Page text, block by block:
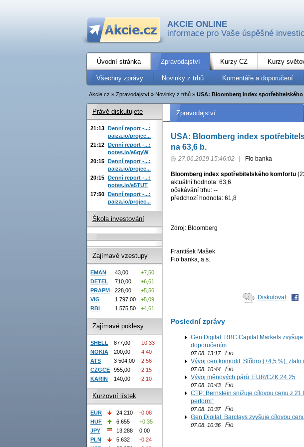
AKCIE ONLINE
informace pro Vaše úspěšné
Úvodní stránka Zpravodajství Kurzy CZ Kurzy
Všechny zprávy Novinky z trhů Komentáře a doporučení
Akcie.cz » Zpravodajství » Novinky z trhů » USA: Bloomberg index
Zpravodajství
USA: Bloomberg index
na 63,6 b.
27.06.2019 15:46:02 Fio banka
Bloomberg index spotřebitelského komfortu
aktuální hodnota: 63,6
očekávání trhu: --
předchozí hodnota: 61,8
Zdroj: Bloomberg
František Mašek
Fio banka, a.s.
Diskutovat
Poslední zprávy
Gen Digital: RBC Capital Markets
doporučením
07.08. 13:17Fio
Vývoj cen komodit: Stříbro (+4,5 %),
07.08. 10:44 Fio
Vývoj měnových párů: EUR/CZK 24,25
07.08. 10:43 Fio
CTP: Bernstein snižuje cílovou cenu z
perform“
07.08. 10:37Fio
Gen Digital: Barclays zvyšuje cílovou
07.08. 10:36 Fio
Právě diskutujete
21:13 Denní report -...:
paiza.io/projec...
21:12 Denní report -...:
notes.io/e6qyW
20:15 Denní report -...:
paiza.io/projec...
20:15 Denní report -...:
notes.io/e5TUT
17:50 Denní report -...:
paiza.io/projec...
Škola investování
Zajímavé vzestupy
EMAN 43,00
+7,50
DETEL
710,00
+6,61
PRAPM
228,00
+5,56
VIG
1 797,00
+5,09
RBI
1 575,50 +4,61
Zajímavé poklesy
SHELL 877,00
-10,33
NOKIA
200,00
-4,40
ATS
3 504,00
-2,56
CZGCE
955,00
-2,15
KARIN
140,00 -2,10
Kurzovní lístek
EUR 24,210
-0,08
HUF
6,655
+0,35
JPY
13,288
0,00
PLN
5,632
-0,24